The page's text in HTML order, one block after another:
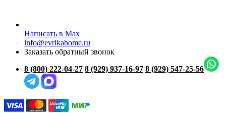
Написать в Max
info@evrikahome.ru
Заказать обратный звонок
8 (800) 222-04-27 8 (929) 937-16-97 8 (929) 547-25-56